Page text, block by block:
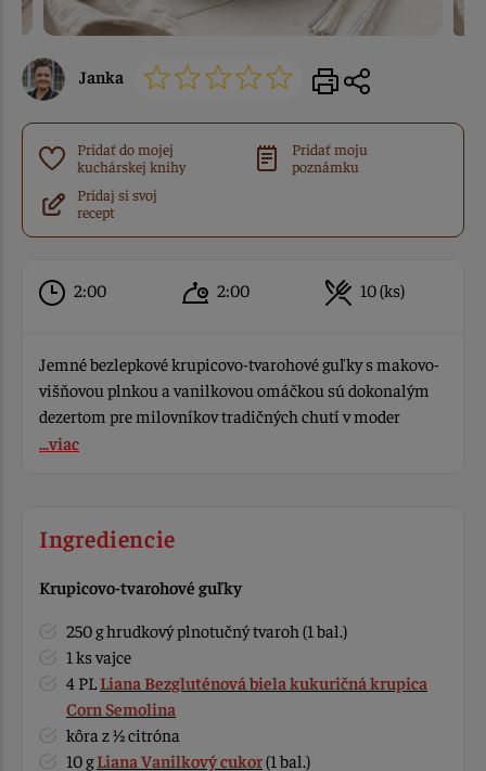
Janka
Pridať do mojej
kuchárskej knihy
Pridať moju
poznámku
Pridaj si svoj
recept
2:00 2:00 10 (ks)
Jemné bezlepkové krupicovo-tvarohové guľky s makovo-
višňovou plnkou a vanilkovou omáčkou sú dokonalým
dezertom pre milovníkov tradičných chutí v moder
...viac
Ingrediencie
Krupicovo-tvarohové guľky
250 g hrudkový plnotučný tvaroh (1 bal.)
1 ks vajce
4 PL Liana Bezgluténová biela kukuričná krupica
Corn Semolina
kôra z ½ citróna
10 gLiana Vanilkový cukor(1 bal.)